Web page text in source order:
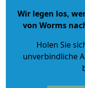
Wir legen los,
von Worms
Holen Sie
unverbindliche